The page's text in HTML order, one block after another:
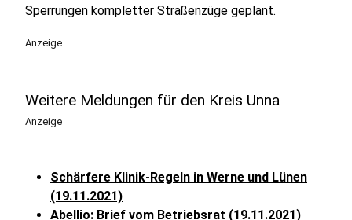
Sperrungen kompletter Straßenzüge geplant.
Anzeige
Weitere Meldungen für den Kreis Unna
Anzeige
Schärfere Klinik-Regeln in Werne und Lünen
(19.11.2021)
Abellio: Brief vom Betriebsrat (19.11.2021)